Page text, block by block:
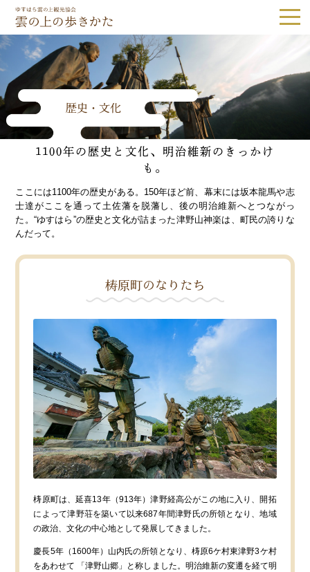
Tel.0889-65-1187
森林・自然 歴史・文化
体験 グルメ・お土産
体験予約 アクセス
ENGLISH 繁体字
お問合せ
検索
ゆすはら雲の上観光協会｜雲の上の歩き
歴史・文化
1100年の歴史と文化、明治維新のきっかけ
も。
ここには1100年の歴史がある。150年ほど前、幕末には坂本龍馬や志
士達がここを通って土佐藩を脱藩し、後の明治維新へとつながっ
た。“ゆすはら”の歴史と文化が詰まった津野山神楽は、町民の誇りな
んだって。
梼原町のなりたち
梼原町は、延喜13年（913年）津野経高公がこの地に入り、開拓
によって津野荘を築いて以来687年間津野氏の所領となり、地域
の政治、文化の中心地として発展してきました。
慶長5年（1600年）山内氏の所領となり、梼原6ケ村東津野3ケ村
をあわせて 「津野山郷」と称しました。明治維新の変遷を経て明